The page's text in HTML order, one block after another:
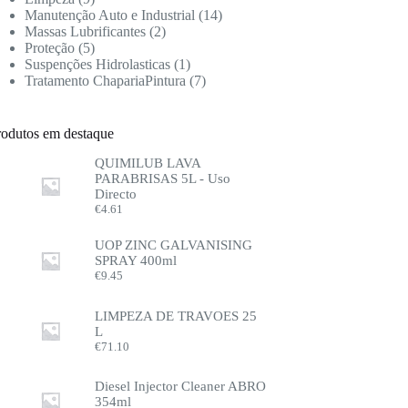
Manutenção Auto e Industrial
14
Massas Lubrificantes 2
Proteção 5
Suspenções Hidrolasticas 1
Tratamento ChapariaPintura
7
em destaque
QUIMILUB LAVA
PARABRISAS 5L - Uso
Directo
€4.61
UOP ZINC GALVANISING
SPRAY 400ml
€9.45
LIMPEZA DE TRAVOES 25
L
€71.10
Diesel Injector Cleaner ABRO
354ml